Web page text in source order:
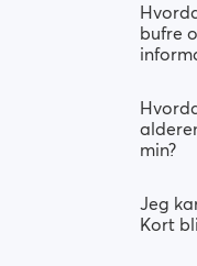
bufre
min?
Jeg
Kort